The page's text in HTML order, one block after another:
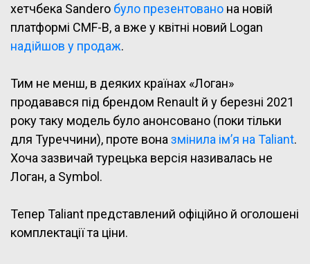
хетчбека Sandero було презентовано на новій
платформі CMF-B, а вже у квітні новий Logan
надійшов у продаж.
Тим не менш, в деяких країнах «Логан»
продавався під брендом Renault й у березні 2021
року таку модель було анонсовано (поки тільки
для Туреччини), проте вона змінила ім’я на Taliant.
Хоча зазвичай турецька версія називалась не
Логан, а Symbol.
Тепер Taliant представлений офіційно й оголошені
комплектації та ціни.